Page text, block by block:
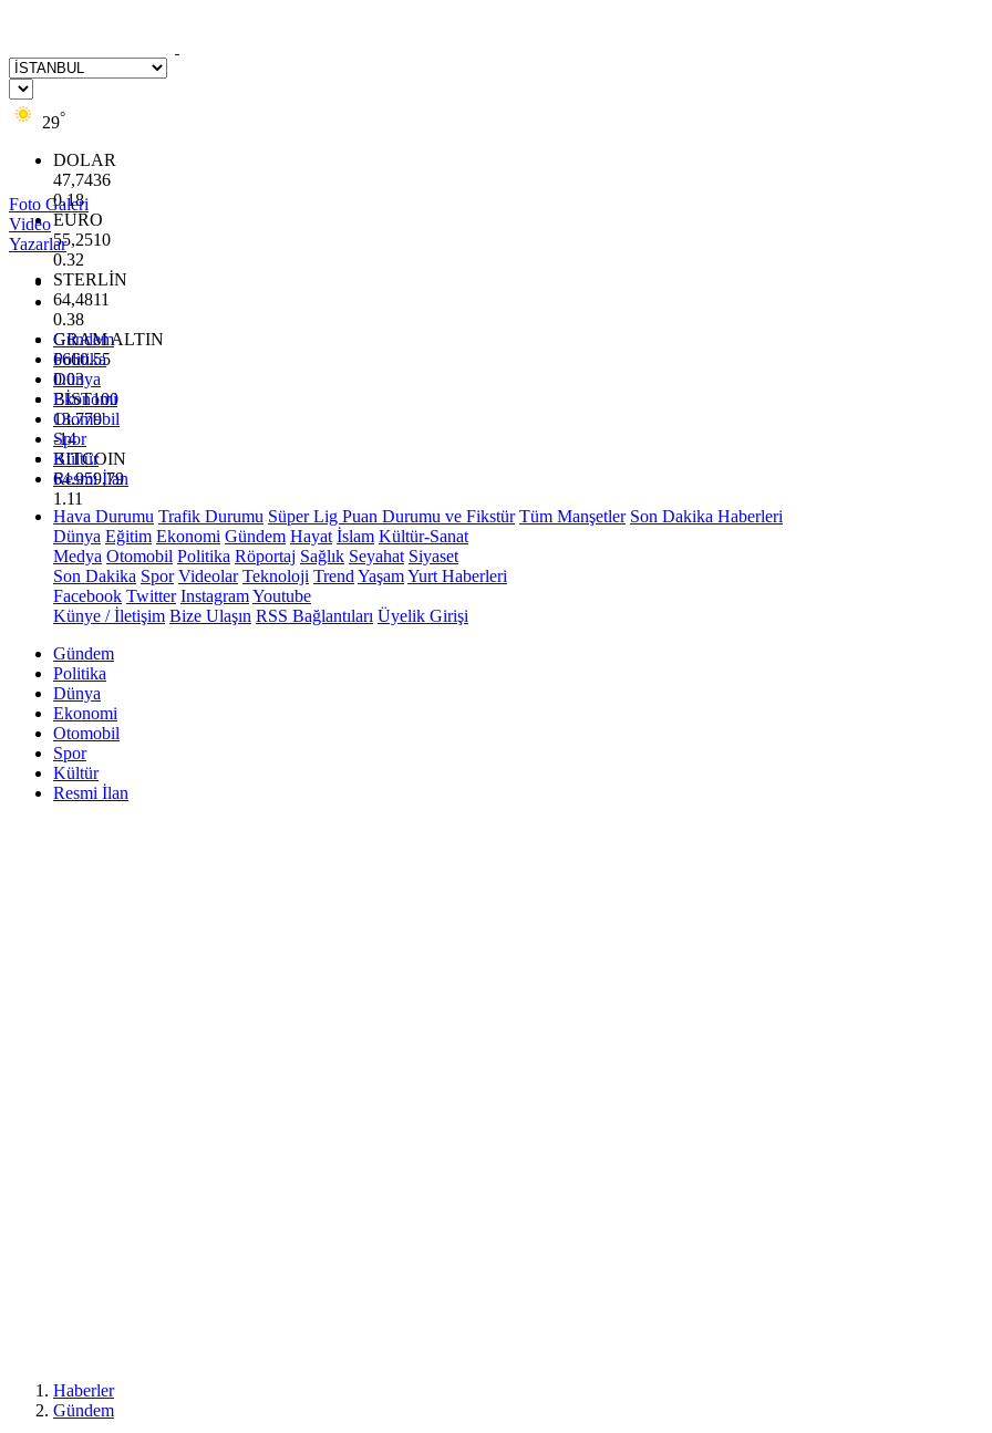
29°
DOLAR
47,7436
0.18
EURO
55,2510
0.32
STERLİN
64,4811
0.38
GRAM ALTIN
6660.55
0.03
BİST100
13.779
-14
BITCOIN
64.959,79
1.11
Foto Galeri
Video
Yazarlar
Gündem
Politika
Dünya
Ekonomi
Otomobil
Spor
Kültür
Resmi İlan
Hava Durumu Trafik Durumu Süper Lig Puan Durumu ve Fikstür Tüm Manşetler Son Dakika Haberleri
Dünya Eğitim Ekonomi Gündem Hayat İslam Kültür-Sanat
Medya Otomobil Politika Röportaj Sağlık Seyahat Siyaset
Son Dakika Spor Videolar Teknoloji Trend YaşamYurt Haberleri
Facebook Twitter InstagramYoutube
Künye / İletişim Bize Ulaşın RSS Bağlantıları Üyelik Girişi
Gündem
Politika
Dünya
Ekonomi
Otomobil
Spor
Kültür
Resmi İlan
Haberler
Gündem